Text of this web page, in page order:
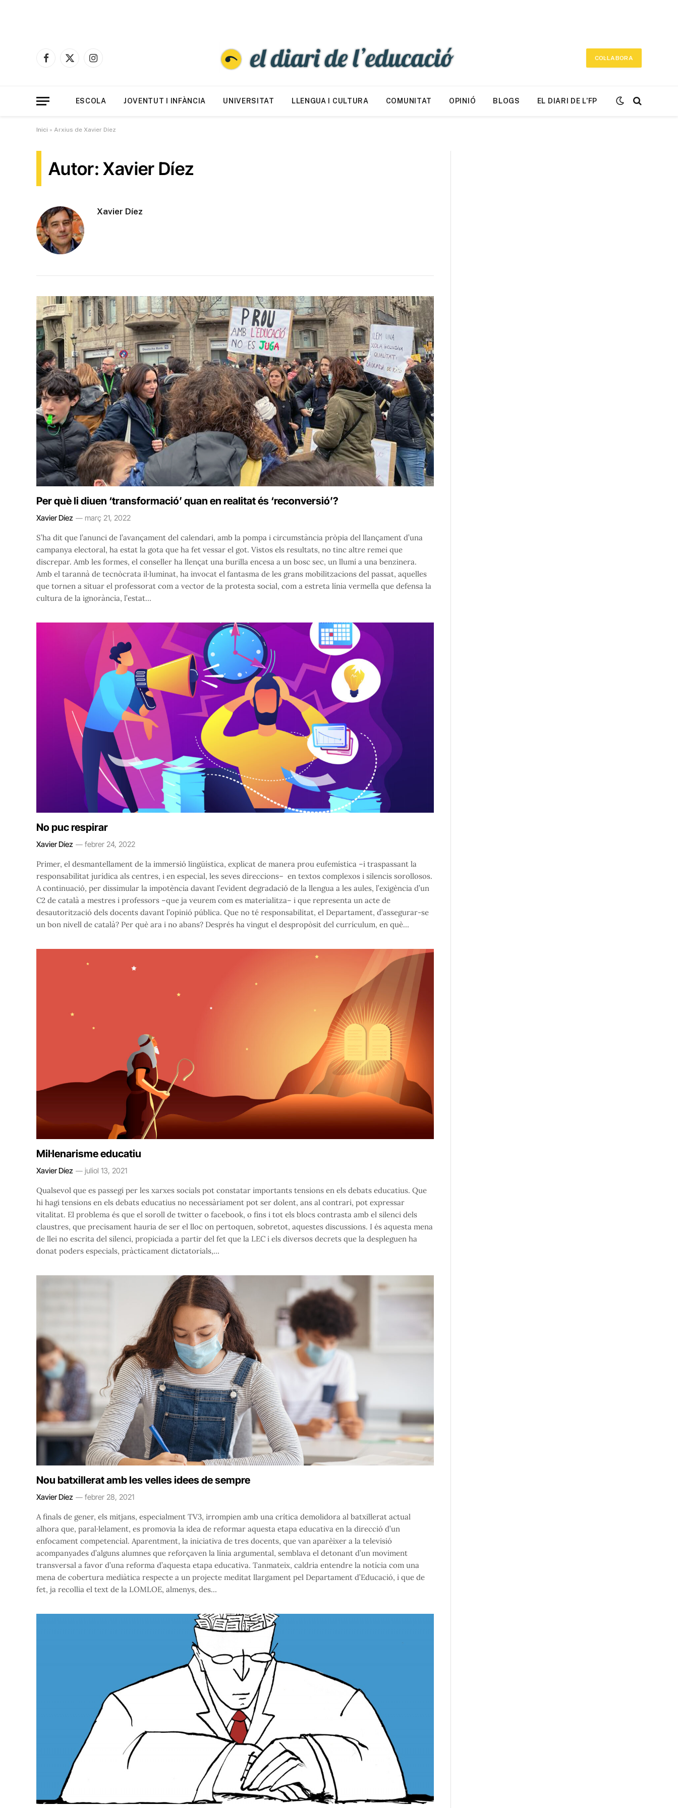
Facebook
X
Instagram
COL·LABORA
ESCOLA JOVENTUT I INFÀNCIA UNIVERSITAT LLENGUA I CULTURA COMUNITAT OPINIÓ BLOGS EL DIARI DE L’FP
Inici » Arxius de Xavier Díez
Autor: Xavier Díez
Xavier Díez
Per què li diuen ‘transformació’ quan en realitat és ‘reconversió’?
Xavier Díez març 21, 2022
S’ha dit que l’anunci de l’avançament del calendari, amb la pompa i circumstància pròpia del llançament d’una
campanya electoral, ha estat la gota que ha fet vessar el got. Vistos els resultats, no tinc altre remei que
discrepar. Amb les formes, el conseller ha llençat una burilla encesa a un bosc sec, un llumí a una benzinera.
Amb el tarannà de tecnòcrata il·luminat, ha invocat el fantasma de les grans mobilitzacions del passat, aquelles
que tornen a situar el professorat com a vector de la protesta social, com a estreta línia vermella que defensa la
cultura de la ignorància, l’estat…
No puc respirar
Xavier Díez febrer 24, 2022
Primer, el desmantellament de la immersió lingüística, explicat de manera prou eufemística –i traspassant la
responsabilitat jurídica als centres, i en especial, les seves direccions– en textos complexos i silencis sorollosos.
A continuació, per dissimular la impotència davant l’evident degradació de la llengua a les aules, l’exigència d’un
C2 de català a mestres i professors –que ja veurem com es materialitza– i que representa un acte de
desautorització dels docents davant l’opinió pública. Que no té responsabilitat, el Departament, d’assegurar-se
un bon nivell de català? Per què ara i no abans? Després ha vingut el despropòsit del currículum, en què…
Mil·lenarisme educatiu
Xavier Díez juliol 13, 2021
Qualsevol que es passegi per les xarxes socials pot constatar importants tensions en els debats educatius. Que
hi hagi tensions en els debats educatius no necessàriament pot ser dolent, ans al contrari, pot expressar
vitalitat. El problema és que el soroll de twitter o facebook, o fins i tot els blocs contrasta amb el silenci dels
claustres, que precisament hauria de ser el lloc on pertoquen, sobretot, aquestes discussions. I és aquesta mena
de llei no escrita del silenci, propiciada a partir del fet que la LEC i els diversos decrets que la despleguen ha
donat poders especials, pràcticament dictatorials,…
Nou batxillerat amb les velles idees de sempre
Xavier Díez febrer 28, 2021
A finals de gener, els mitjans, especialment TV3, irrompien amb una crítica demolidora al batxillerat actual
alhora que, paral·lelament, es promovia la idea de reformar aquesta etapa educativa en la direcció d’un
enfocament competencial. Aparentment, la iniciativa de tres docents, que van aparèixer a la televisió
acompanyades d’alguns alumnes que reforçaven la línia argumental, semblava el detonant d’un moviment
transversal a favor d’una reforma d’aquesta etapa educativa. Tanmateix, caldria entendre la notícia com una
mena de cobertura mediàtica respecte a un projecte meditat llargament pel Departament d’Educació, i que de
fet, ja recollia el text de la LOMLOE, almenys, des…